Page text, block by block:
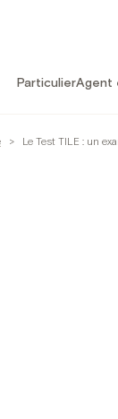
ParticulierAgent
> Le Test TILE : un